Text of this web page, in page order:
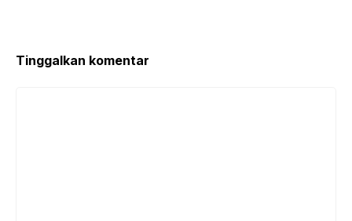
Tinggalkan komentar